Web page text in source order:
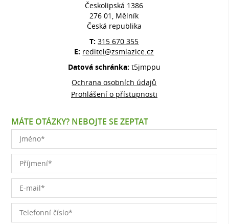
Českolipská 1386
276 01, Mělník
Česká republika
T:315 670 355
E: reditel@zsmlazice.cz
Datová schránka: t5jmppu
Ochrana osobních údajů
Prohlášení o přístupnosti
MÁTE OTÁZKY? NEBOJTE SE ZEPTAT